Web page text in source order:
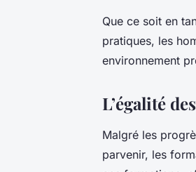
Que ce soit en
pratiques, les
environnement
L’égalité
Malgré les
parvenir, les